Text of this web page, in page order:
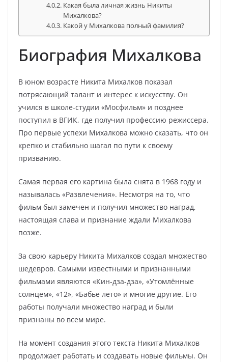
Какая была личная жизнь Никиты
Михалкова?
Какой у Михалкова полный фамилия?
Биография Михалкова
В юном возрасте Никита Михалков показал
потрясающий талант и интерес к искусству. Он
учился в школе-студии «Мосфильм» и позднее
поступил в ВГИК, где получил профессию режиссера.
Про первые успехи Михалкова можно сказать, что он
крепко и стабильно шагал по пути к своему
призванию.
Самая первая его картина была снята в 1968 году и
называлась «Развлечения». Несмотря на то, что
фильм был замечен и получил множество наград,
настоящая слава и признание ждали Михалкова
позже.
За свою карьеру Никита Михалков создал множество
шедевров. Самыми известными и признанными
фильмами являются «Кин-дза-дза», «Утомлённые
солнцем», «12», «Бабье лето» и многие другие. Его
работы получали множество наград и были
признаны во всем мире.
На момент создания этого текста Никита Михалков
продолжает работать и создавать новые фильмы. Он